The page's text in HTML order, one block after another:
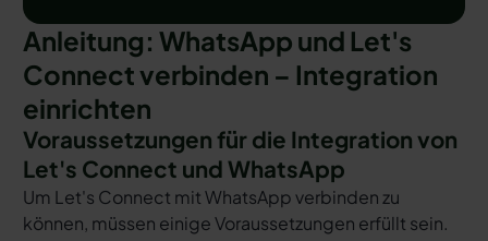
Anleitung: WhatsApp und Let's
Connect verbinden – Integration
einrichten
Voraussetzungen für die Integration von
Let's Connect und WhatsApp
Um Let's Connect mit WhatsApp verbinden zu
können, müssen einige Voraussetzungen erfüllt sein.